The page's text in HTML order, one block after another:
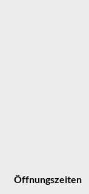
Öffnungszeiten